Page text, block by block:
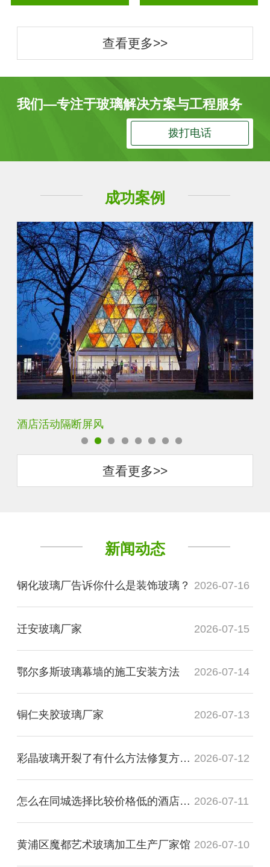
查看更多>>
我们—专注于玻璃解决方案与工程服务
拨打电话
成功案例
银玻长虹玻璃玄关隔断
查看更多>>
新闻动态
钢化玻璃厂告诉你什么是装饰玻璃？ 2026-07-16
迁安玻璃厂家 2026-07-15
鄂尔多斯玻璃幕墙的施工安装方法 2026-07-14
铜仁夹胶玻璃厂家 2026-07-13
彩晶玻璃开裂了有什么方法修复方法？ 2026-07-12
怎么在同城选择比较价格低的酒店装饰玻璃厂家 2026-07-11
黄浦区魔都艺术玻璃加工生产厂家馆 2026-07-10